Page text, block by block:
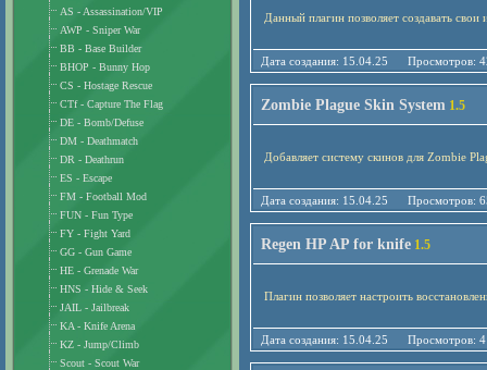
Данный плагин позволяет создавать
Дата создания: 15.04.25
Zombie Plague Skin System 1.5
Добавляет систему скинов для Zombie
Дата создания: 15.04.25
Regen HP AP for knife 1.5
Плагин позволяет настроить
Дата создания: 15.04.25
AS - Assassination/VIP
AWP - Sniper War
BB - Base Builder
BHOP - Bunny Hop
CS - Hostage Rescue
CTf - Capture The Flag
DE - Bomb/Defuse
DM - Deathmatch
DR - Deathrun
ES - Escape
FM - Football Mod
FUN - Fun Type
FY - Fight Yard
GG - Gun Game
HE - Grenade War
HNS - Hide & Seek
JAIL - Jailbreak
KA - Knife Arena
KZ - Jump/Climb
Scout - Scout War